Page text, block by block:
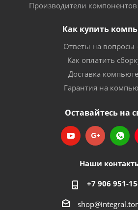
Производители
Как купить
Ответы на вопросы
Как оплатить
Доставка
Гарантия на
Оставайтесь на
Наши
+7 906 951-